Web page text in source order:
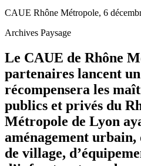
CAUE Rhône Métropole, 6
Archives Paysage
Le CAUE de Rhône
partenaires lancent
récompensera les
publics et privés du
Métropole de Lyon
aménagement
de village,